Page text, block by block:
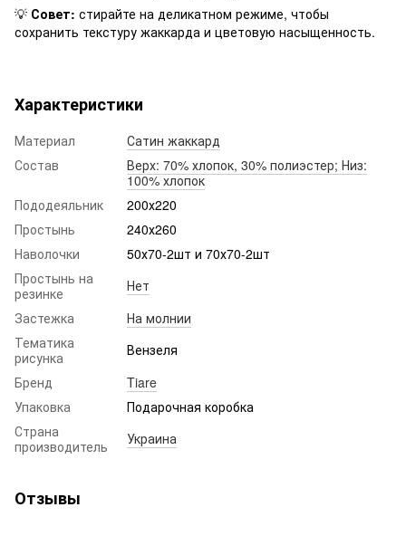
💡 Совет: стирайте на деликатном режиме, чтобы
сохранить текстуру жаккарда и цветовую насыщенность.
Характеристики
Материал
Сатин жаккард
Состав
Верх: 70% хлопок, 30% полиэстер; Низ:
100% хлопок
Пододеяльник
200х220
Простынь
240х260
Наволочки
50х70-2шт и 70х70-2шт
Простынь на
резинке
Нет
Застежка
На молнии
Тематика
рисунка
Вензеля
Бренд
Tiare
Упаковка
Подарочная коробка
Страна
производитель
Украина
Отзывы